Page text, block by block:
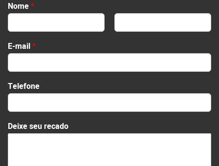
Nome*
First Last
*
s
u
*
E-mail*
Telefone
Deixe seu recado